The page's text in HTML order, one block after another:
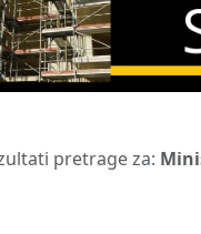
pretrage za: